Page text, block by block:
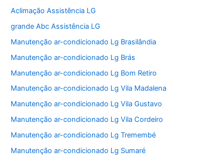
Aclimação Assistência LG
grande Abc Assistência LG
Manutenção ar-condicionado Lg Brasilândia
Manutenção ar-condicionado Lg Brás
Manutenção ar-condicionado Lg Bom Retiro
Manutenção ar-condicionado Lg Vila Madalena
Manutenção ar-condicionado Lg Vila Gustavo
Manutenção ar-condicionado Lg Vila Cordeiro
Manutenção ar-condicionado Lg Tremembé
Manutenção ar-condicionado Lg Sumaré